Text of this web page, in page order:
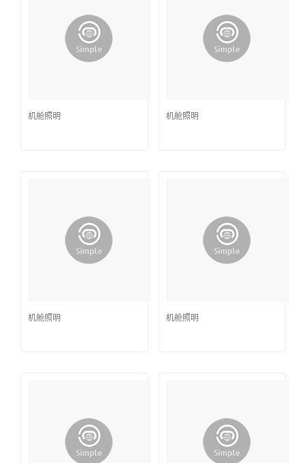
机舱照明 机舱照明
机舱照明 机舱照明